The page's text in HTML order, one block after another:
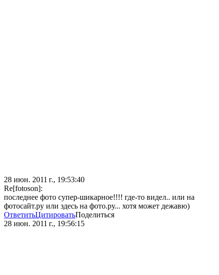
28 июн. 2011 г., 19:53:40
Re[fotoson]:
последнее фото супер-шикарное!!!! где-то видел.. или на
фотосайт.ру или здесь на фото.ру... хотя может дежавю)
ОтветитьЦитироватьПоделиться
28 июн. 2011 г., 19:56:15